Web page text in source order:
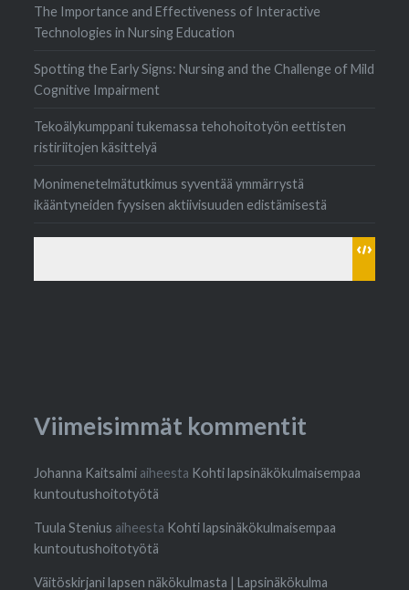
The Importance and Effectiveness of Interactive
Technologies in Nursing Education
Spotting the Early Signs: Nursing and the Challenge of Mild
Cognitive Impairment
Tekoälykumppani tukemassa tehohoitotyön eettisten
ristiriitojen käsittelyä
Monimenetelmätutkimus syventää ymmärrystä
ikääntyneiden fyysisen aktiivisuuden edistämisestä
Viimeisimmät kommentit
Johanna Kaitsalmi aiheesta Kohti lapsinäkökulmaisempaa
kuntoutushoitotyötä
Tuula Stenius aiheesta Kohti lapsinäkökulmaisempaa
kuntoutushoitotyötä
Väitöskirjani lapsen näkökulmasta | Lapsinäkökulma